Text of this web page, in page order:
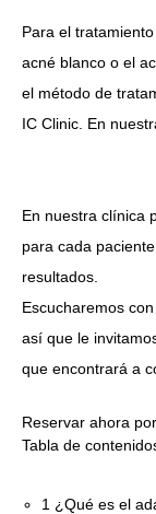
Para el
acné blanco o el
el método de
IC Clinic. En
En nuestra clínica
para cada
resultados.
Escucharemos
así que le
que encontrará a
Reservar ahora
Tabla de
1 ¿Qué es el